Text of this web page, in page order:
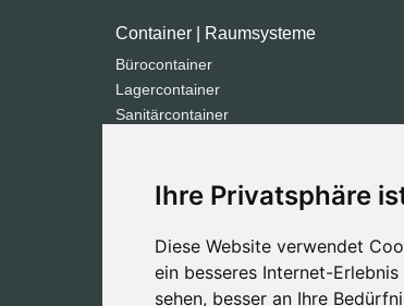
Ihre Privatsphäre
Diese Website verwendet
ein besseres Internet-
sehen, besser an Ihre
Container | Raumsysteme
Bürocontainer
Lagercontainer
Sanitärcontainer
Generatoren
Kompressoren